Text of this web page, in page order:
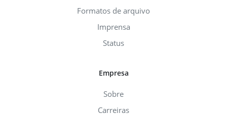
Formatos de arquivo
Imprensa
Status
Empresa
Sobre
Carreiras